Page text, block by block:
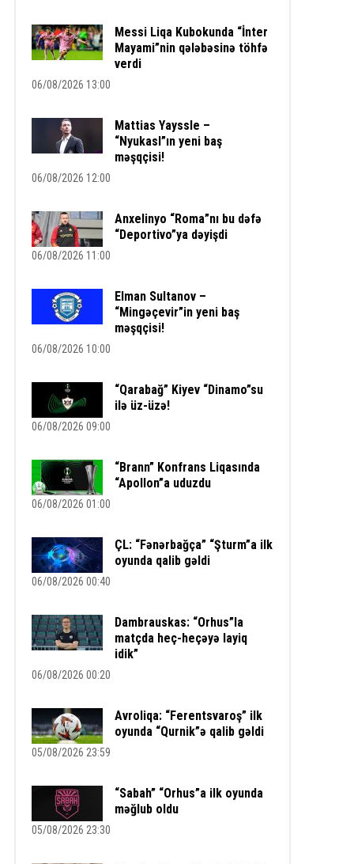
Messi Liqa Kubokunda “İnter
Mayami”nin qələbəsinə töhfə
verdi
06/08/2026 13:00
Mattias Yayssle –
“Nyukasl”ın yeni baş
məşqçisi!
06/08/2026 12:00
Anxelinyo “Roma”nı bu dəfə
“Deportivo”ya dəyişdi
06/08/2026 11:00
Elman Sultanov –
“Mingəçevir”in yeni baş
məşqçisi!
06/08/2026 10:00
“Qarabağ” Kiyev “Dinamo”su
ilə üz-üzə!
06/08/2026 09:00
“Brann” Konfrans Liqasında
“Apollon”a uduzdu
06/08/2026 01:00
ÇL: “Fənərbağça” “Şturm”a ilk
oyunda qalib gəldi
06/08/2026 00:40
Dambrauskas: “Orhus”la
matçda heç-heçəyə layiq
idik”
06/08/2026 00:20
Avroliqa: “Ferentsvaroş” ilk
oyunda “Qurnik”ə qalib gəldi
05/08/2026 23:59
“Sabah” “Orhus”a ilk oyunda
məğlub oldu
05/08/2026 23:30